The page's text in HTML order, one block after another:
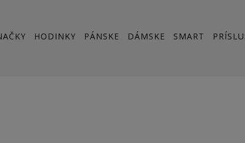
HODINKY PÁNSKE DÁMSKE SMART